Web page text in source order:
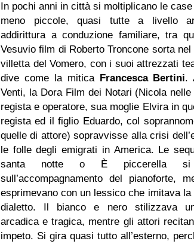
In pochi anni in città si moltiplicano le
meno piccole, quasi tutte a livello
addirittura a conduzione familiare, tra
Vesuvio film di Roberto Troncone sorta
villetta del Vomero, con i suoi attrezzati
dive come la mitica Francesca Bertini.
Venti, la Dora Film dei Notari (Nicola
regista e operatore, sua moglie Elvira in
regista ed il figlio Eduardo, col
quelle di attore) sopravvisse alla crisi
le folle degli emigrati in America. Le
santa notte o È piccerella si
sull’accompagnamento del pianoforte,
esprimevano con un lessico che imitava
dialetto. Il bianco e nero stilizzava
arcadica e tragica, mentre gli attori
impeto. Si gira quasi tutto all’esterno,